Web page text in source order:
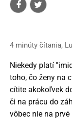
4 minúty čítania,
Niekedy platí
toho, čo ženy na
cítite akokoľvek
či na prácu do
vôbec nie na prvé